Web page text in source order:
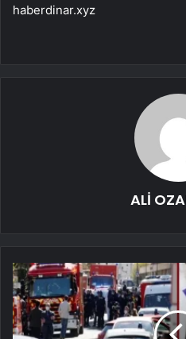
haberdinar.xyz
ALİ